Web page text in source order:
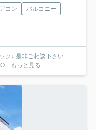
コン
バルコニー
ク↓ 是非ご相談下さい
もっと見る